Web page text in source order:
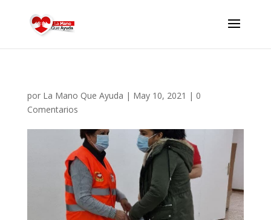
por La Mano Que Ayuda | May 10, 2021 | 0
Comentarios